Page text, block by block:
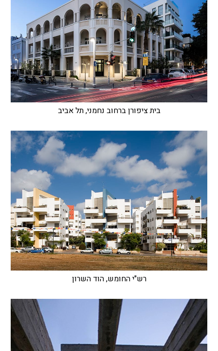
בית ציפורן ברחוב נחמני, תל אביב
רש"י החומש, הוד השרון